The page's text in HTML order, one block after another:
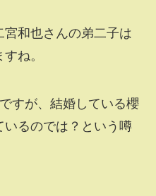
和也さんの弟二子は
ね。
すが、結婚している櫻
るのでは？という噂